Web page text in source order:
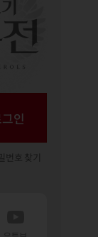
인
번호 찾기